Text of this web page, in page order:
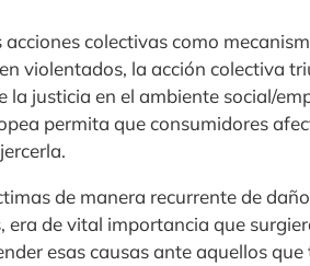
colectivas como
violentados, la acción colectiva
la justicia en el ambiente social/
permita que consumidores
de manera recurrente de
era de vital importancia que
esas causas ante aquellos